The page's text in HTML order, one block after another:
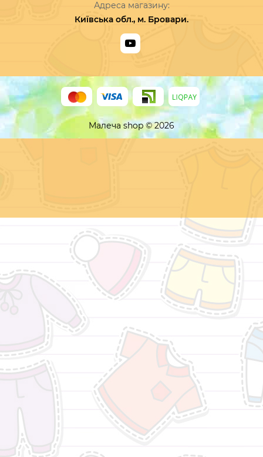
Адреса магазину:
Київська обл., м. Бровари.
Малеча shop © 2026